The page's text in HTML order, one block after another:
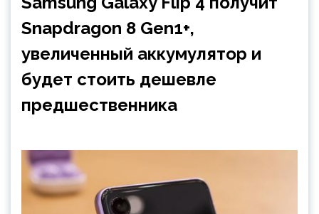
Snapdragon 8 Gen1+,
увеличенный аккумулятор и
будет стоить дешевле
предшественника